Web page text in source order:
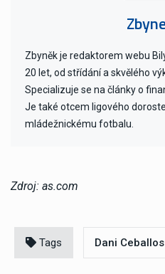
Zbyněk je redaktorem webu
20 let, od střídání a skvělého
Specializuje se na články o
Je také otcem ligového
mládežnickému fotbalu.
Zdroj: as.com
Tags Dani Ceballos